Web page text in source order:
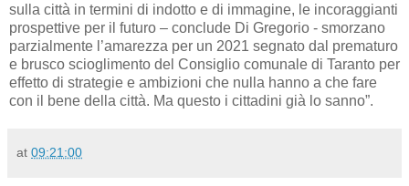
sulla città in termini di indotto e di immagine, le incoraggianti
prospettive per il futuro – conclude Di Gregorio - smorzano
parzialmente l’amarezza per un 2021 segnato dal prematuro
e brusco scioglimento del Consiglio comunale di Taranto per
effetto di strategie e ambizioni che nulla hanno a che fare
con il bene della città. Ma questo i cittadini già lo sanno”.
at 09:21:00